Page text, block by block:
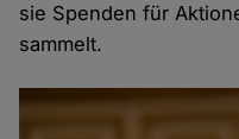
sie Spenden für
sammelt.